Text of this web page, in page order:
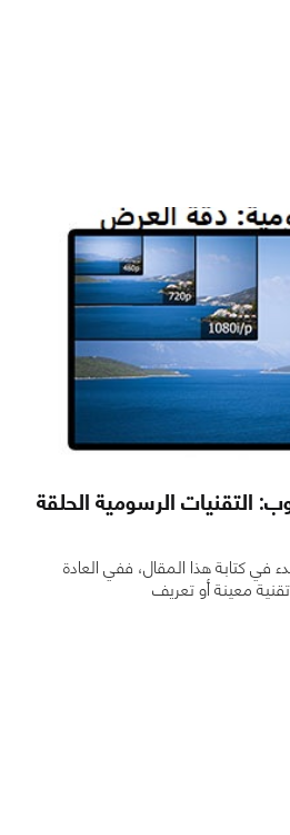
التقنيات الرسومية الحلقة
في كتابة هذا المقال، ففي العادة
معينة أو تعريف